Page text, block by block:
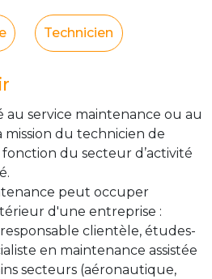
Technicien
service maintenance ou au
mission du technicien de
du secteur d’activité
peut occuper
d'une entreprise :
clientèle, études-
en maintenance assistée
secteurs (aéronautique,